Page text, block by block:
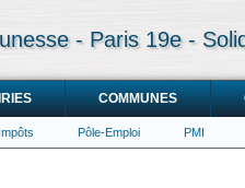
- Paris 19e -
COMMUNES
Impôts Pôle-Emploi PMI